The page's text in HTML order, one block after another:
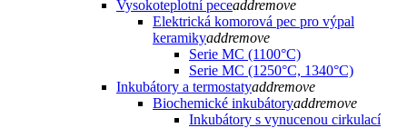
Vysokoteplotní peceaddremove
Elektrická komorová pec pro výpal
keramikyaddremove
Serie MC (1100°C)
Serie MC (1250°C, 1340°C)
Inkubátory a termostatyaddremove
Biochemické inkubátoryaddremove
Inkubátory s vynucenou cirkulací